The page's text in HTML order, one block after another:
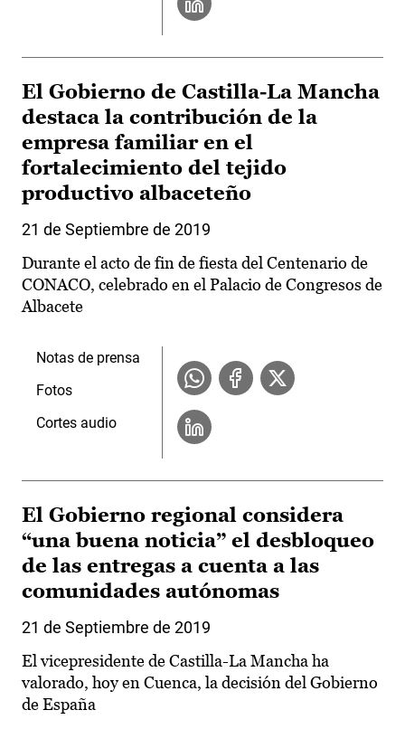
El Gobierno de Castilla-La Mancha
destaca la contribución de la
empresa familiar en el
fortalecimiento del tejido
productivo albaceteño
21 de Septiembre de 2019
Durante el acto de fin de fiesta del Centenario de
CONACO, celebrado en el Palacio de Congresos de
Albacete
Notas de prensa
Fotos
Cortes audio
El Gobierno regional considera
“una buena noticia” el desbloqueo
de las entregas a cuenta a las
comunidades autónomas
21 de Septiembre de 2019
El vicepresidente de Castilla-La Mancha ha
valorado, hoy en Cuenca, la decisión del Gobierno
de España